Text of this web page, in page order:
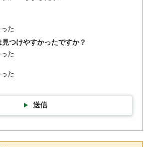
た
つけやすかったですか？
た
た
送信